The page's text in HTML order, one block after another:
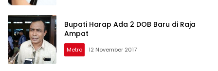
Bupati Harap Ada 2 DOB Baru di Raja
Ampat
Metro 12 November 2017